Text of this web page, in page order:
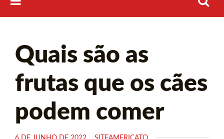
por:
Quais são as
frutas que os cães
podem comer